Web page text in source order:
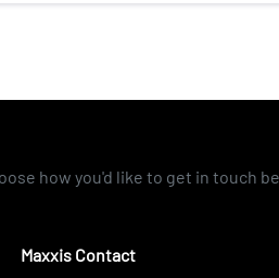
how you'd like to get in touch
Maxxis Contact